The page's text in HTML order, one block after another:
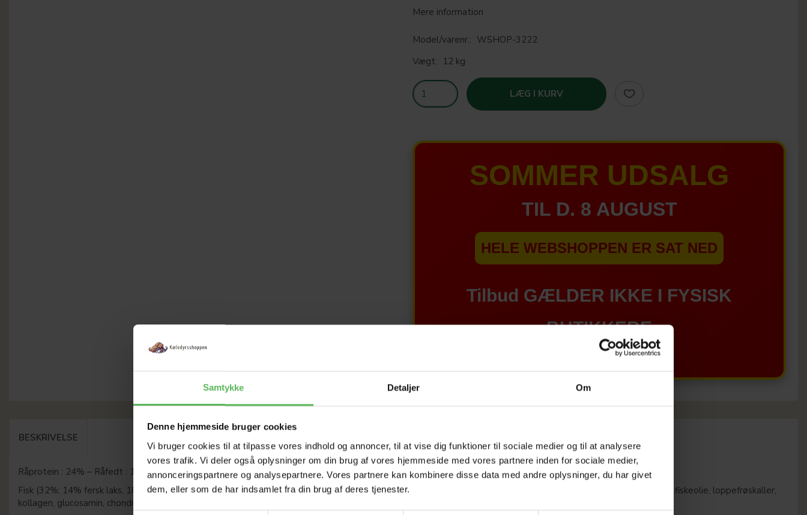
Samtykke Detaljer Om
Denne hjemmeside bruger cookies
Vi bruger cookies til at tilpasse vores indhold og annoncer, til at vise dig funktioner til sociale medier og til at analysere
vores trafik. Vi deler også oplysninger om din brug af vores hjemmeside med vores partnere inden for sociale medier,
annonceringspartnere og analysepartnere. Vores partnere kan kombinere disse data med andre oplysninger, du har givet
dem, eller som de har indsamlet fra din brug af deres tjenester.
Mere information
Model/varenr.: WSHOP-3222
Vægt: 12 kg
LÆG I KURV
SOMMER UDSALG
TIL D. 8 AUGUST
HELE WEBSHOPPEN ER SAT NED
Tilbud GÆLDER IKKE I FYSISK
BUTIKKERE
BESKRIVELSE
Råprotein : 24% – Råfedt : 14% – Råaske : 7% – Råfibre : 2% – Calcium : 1,3% – Fosfor : 0,9%
Fisk (32%; 14% fersk laks, 18% tørret vildtfanget fisk), ris, majs, ærter, animalsk fedt, hydrolyseret animalsk protein, roemasse, mineraler, antarktisk krill, tørgær, fiskeolie, loppefrøskaller,
kollagen, glucosamin, chondroitinsulfat, ß-glucaner, F.O.S., G.O.S., M.O.S., tørrede urter (Rosmarinus sp., Curcuma sp., Eugenia sp.).